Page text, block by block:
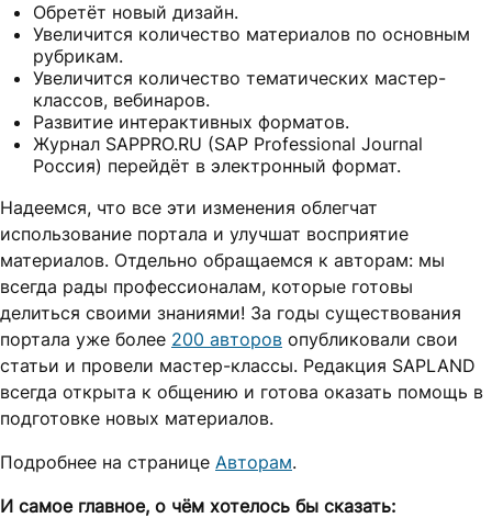
Обретёт новый дизайн.
Увеличится количество материалов по основным
рубрикам.
Увеличится количество тематических мастер-
классов, вебинаров.
Развитие интерактивных форматов.
Журнал SAPPRO.RU (SAP Professional Journal
Россия) перейдёт в электронный формат.
Надеемся, что все эти изменения облегчат
использование портала и улучшат восприятие
материалов. Отдельно обращаемся к авторам: мы
всегда рады профессионалам, которые готовы
делиться своими знаниями! За годы существования
портала уже более 200 авторов опубликовали свои
статьи и провели мастер-классы. Редакция SAPLAND
всегда открыта к общению и готова оказать помощь в
подготовке новых материалов.
Подробнее на странице Авторам.
И самое главное, о чём хотелось бы сказать: